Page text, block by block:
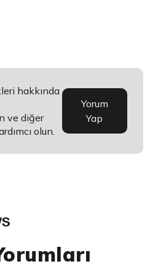
hakkında
ve diğer
olun.
Yorum
Yap